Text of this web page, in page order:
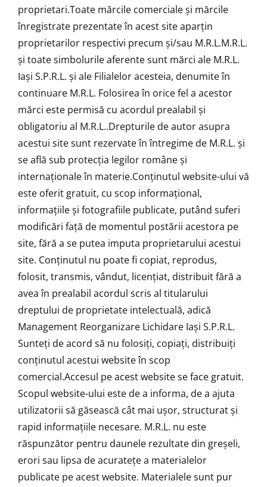
proprietari.Toate mărcile comerciale și mărcile
înregistrate prezentate în acest site aparțin
proprietarilor respectivi precum și/sau M.R.L.M.R.L.
și toate simbolurile aferente sunt mărci ale M.R.L.
Iași S.P.R.L. și ale Filialelor acesteia, denumite în
continuare M.R.L. Folosirea în orice fel a acestor
mărci este permisă cu acordul prealabil și
obligatoriu al M.R.L..Drepturile de autor asupra
acestui site sunt rezervate în întregime de M.R.L. și
se află sub protecţia legilor române și
internaționale în materie.Conținutul website-ului vă
este oferit gratuit, cu scop informațional,
informațiile și fotografiile publicate, putând suferi
modificări față de momentul postării acestora pe
site, fără a se putea imputa proprietarului acestui
site. Conținutul nu poate fi copiat, reprodus,
folosit, transmis, vândut, licențiat, distribuit fără a
avea în prealabil acordul scris al titularului
dreptului de proprietate intelectuală, adică
Management Reorganizare Lichidare Iași S.P.R.L.
Sunteți de acord să nu folosiți, copiați, distribuiți
conținutul acestui website în scop
comercial.Accesul pe acest website se face gratuit.
Scopul website-ului este de a informa, de a ajuta
utilizatorii să găsească cât mai ușor, structurat și
rapid informațiile necesare. M.R.L. nu este
răspunzător pentru daunele rezultate din greșeli,
erori sau lipsa de acuratețe a materialelor
publicate pe acest website. Materialele sunt pur